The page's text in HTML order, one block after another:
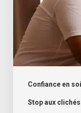
Confiance en soi
Stop aux clichés
tabous
et
clichés